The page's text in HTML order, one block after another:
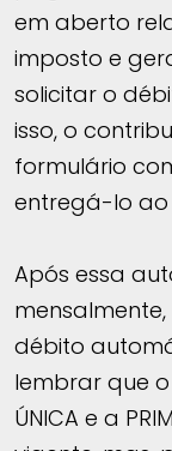
em aberto
imposto e
solicitar o
isso, o
formulário
entregá-lo ao
Após essa
débito
lembrar que o
ÚNICA e a